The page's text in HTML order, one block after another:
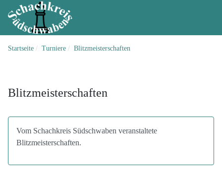
Startseite Turniere Blitzmeisterschaften
Blitzmeisterschaften
Vom Schachkreis Südschwaben veranstaltete
Blitzmeisterschaften.